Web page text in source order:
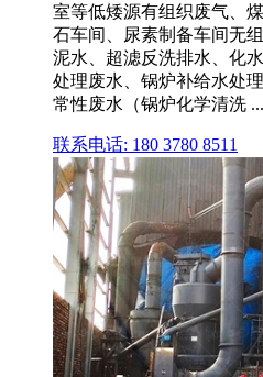
室等低矮源有组织废气、
石车间、尿素制备车间无
泥水、超滤反洗排水、化
处理废水、锅炉补给水处
常性废水（锅炉化学清洗 ...
联系电话: 180 3780 8511